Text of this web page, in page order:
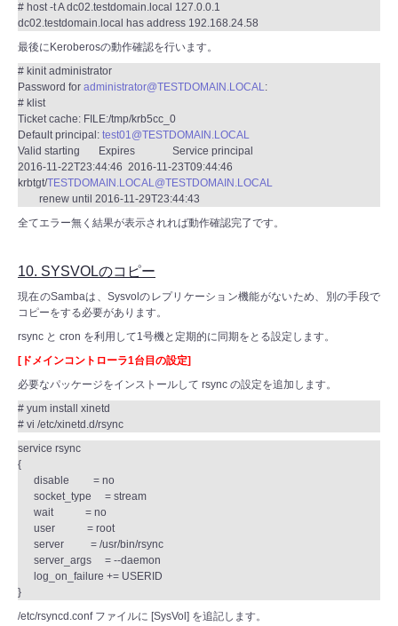
# host -t A dc02.testdomain.local 127.0.0.1
dc02.testdomain.local has address 192.168.24.58
最後にKeroberosの動作確認を行います。
# kinit administrator
Password for administrator@TESTDOMAIN.LOCAL:
# klist
Ticket cache: FILE:/tmp/krb5cc_0
Default principal: test01@TESTDOMAIN.LOCAL
Valid starting Expires Service principal
2016-11-22T23:44:46 2016-11-23T09:44:46
krbtgt/TESTDOMAIN.LOCAL@TESTDOMAIN.LOCAL
renew until 2016-11-29T23:44:43
全てエラー無く結果が表示されれば動作確認完了です。
10. SYSVOLのコピー
現在のSambaは、Sysvolのレプリケーション機能がないため、別の手段で
コピーをする必要があります。
rsync と cron を利用して1号機と定期的に同期をとる設定します。
[ドメインコントローラ1台目の設定]
必要なパッケージをインストールして rsync の設定を追加します。
# yum install xinetd
# vi /etc/xinetd.d/rsync
service rsync
{
disable = no
socket_type = stream
wait = no
user = root
server = /usr/bin/rsync
server_args = --daemon
log_on_failure += USERID
}
/etc/rsyncd.conf ファイルに [SysVol] を追記します。